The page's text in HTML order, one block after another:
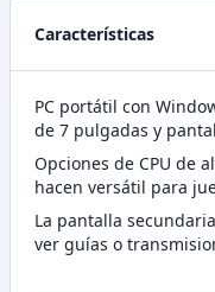
Características
PC portátil con
de 7 pulgadas y
Opciones de CPU de
hacen versátil para
La pantalla
ver guías o